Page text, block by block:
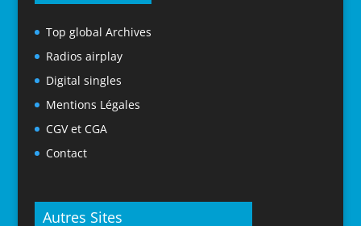
Top global Archives
Radios airplay
Digital singles
Mentions Légales
CGV et CGA
Contact
Autres Sites